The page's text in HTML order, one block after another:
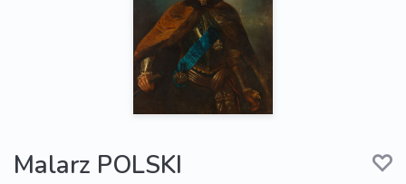
Malarz POLSKI